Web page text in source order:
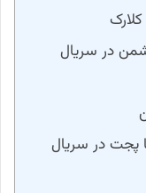
در سریال
پجت در سریال